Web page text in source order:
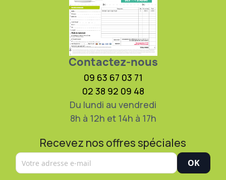
Contactez-nous
09 63 67 03 71
02 38 92 09 48
Du lundi au vendredi
8h à 12h et 14h à 17h
Recevez nos offres spéciales